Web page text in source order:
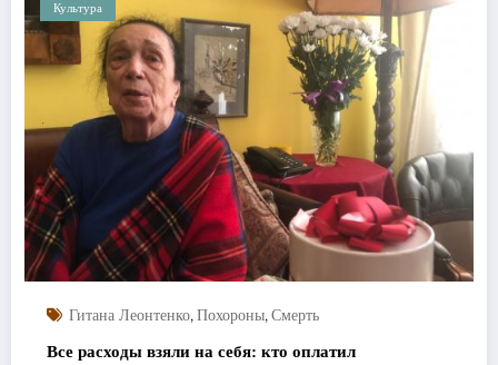
Культура
Гитана Леонтенко, Похороны, Смерть
Все расходы взяли на себя: кто оплатил